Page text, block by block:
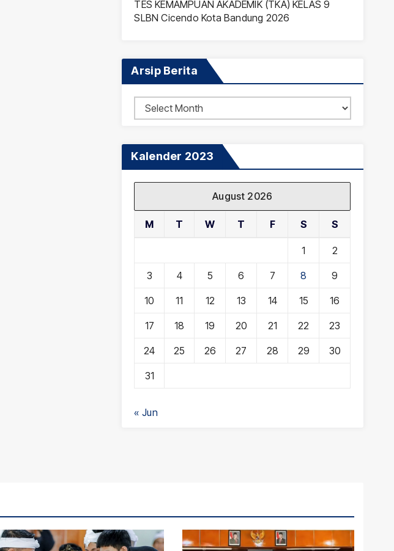
TES KEMAMPUAN AKADEMIK (TKA) KELAS 9
SLBN Cicendo Kota Bandung 2026
Arsip Berita
Arsip
Berita
Kalender 2023
August 2026
M T W T F S S
1 2
3 4 5 6 7 8 9
10 11 12 13 14 15 16
17 18 19 20 21 22 23
24 25 26 27 28 29 30
31
« Jun